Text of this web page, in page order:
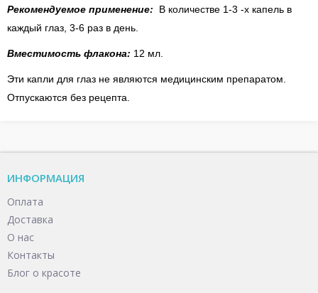
Рекомендуемое применение:
В количестве 1-3 -х капель в
каждый глаз, 3-6 раз в день.
Вместимость флакона: 12 мл.
Эти капли для глаз не являются медицинским препаратом.
Отпускаются без рецепта.
ИНФОРМАЦИЯ
Оплата
Доставка
О нас
Контакты
Блог о красоте